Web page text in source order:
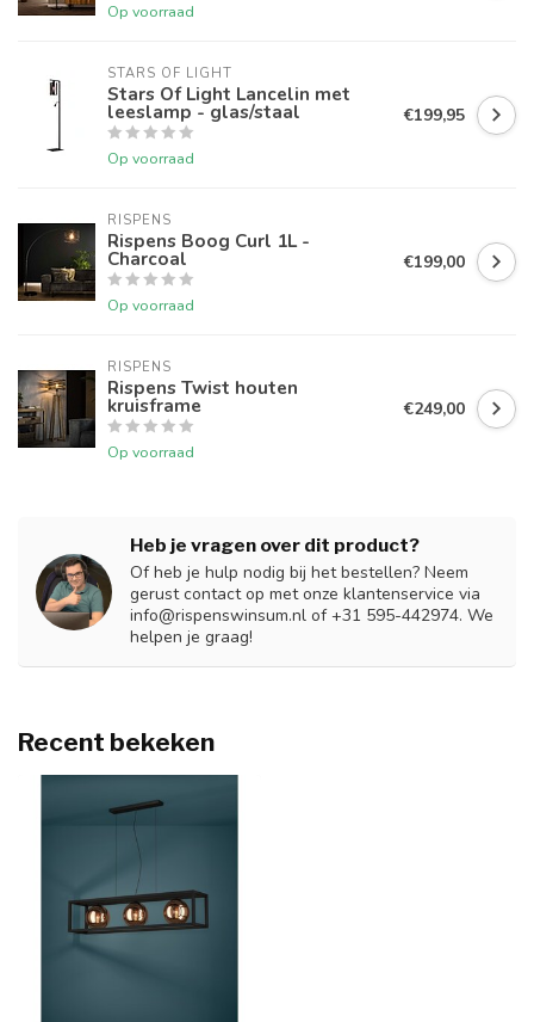
Op voorraad
STARS OF LIGHT
Stars Of Light Lancelin met
leeslamp - glas/staal
Op voorraad
€199,95
RISPENS
Rispens Boog Curl 1L -
Charcoal
Op voorraad
€199,00
RISPENS
Rispens Twist houten
kruisframe
Op voorraad
€249,00
Heb je vragen over dit product?
Of heb je hulp nodig bij het bestellen? Neem
gerust contact op met onze klantenservice via
info@rispenswinsum.nl of +31 595-442974. We
helpen je graag!
Recent bekeken